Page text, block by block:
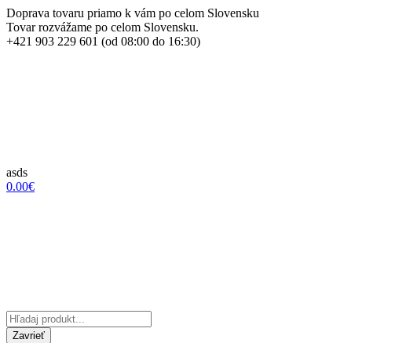
Doprava tovaru priamo k vám po celom Slovensku
Tovar rozvážame po celom Slovensku.
+421 903 229 601 (od 08:00 do 16:30)
asds
0.00€
Zavrieť